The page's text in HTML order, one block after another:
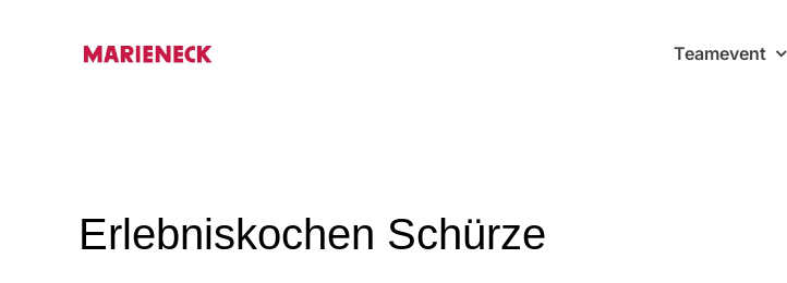
Teamevent
Erlebniskochen Schürze